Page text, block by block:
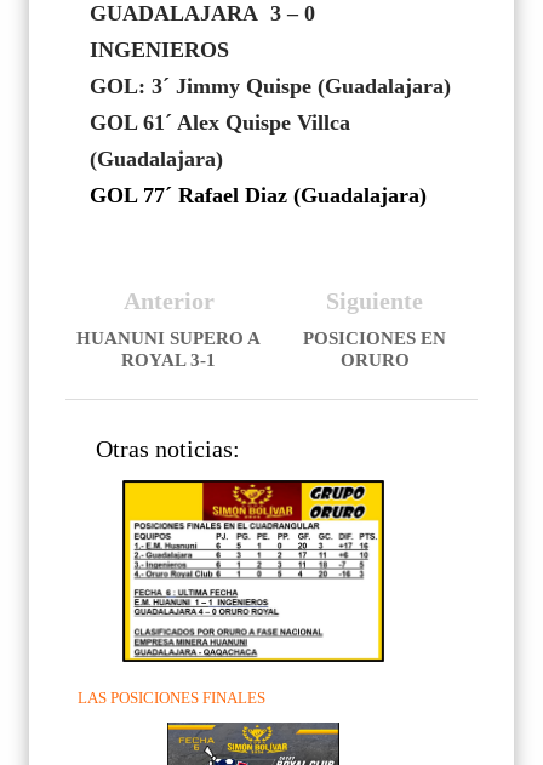
GUADALAJARA 3 – 0
INGENIEROS
GOL: 3´ Jimmy Quispe (Guadalajara)
GOL 61´ Alex Quispe Villca
(Guadalajara)
GOL 77´ Rafael Diaz (Guadalajara)
Siguiente
POSICIONES EN
ORURO
Anterior
HUANUNI SUPERO A
ROYAL 3-1
Otras noticias:
LAS POSICIONES FINALES